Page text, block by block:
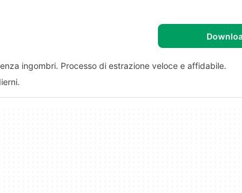
ingombri. Processo di estrazione veloce e affidabile.